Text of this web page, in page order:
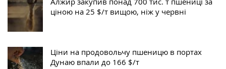
ціною на 25 $/т вищою, ніж у червні
Ціни на продовольчу пшеницю в портах
Дунаю впали до 166 $/т